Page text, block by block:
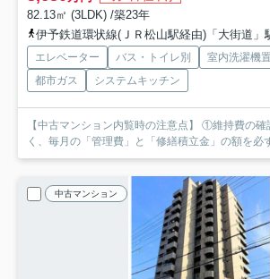
82.13㎡ (3LDK) /築23年
伊予鉄道環状線(ＪＲ松山駅経由)「大街道」
エレベーター バス・トイレ別 室内洗濯機
都市ガス
システムキッチン
【中古マンション内覧時の注意点】 ①維持費の
く、毎月の「管理費」と「修繕積立金」の額を必
中古マンション